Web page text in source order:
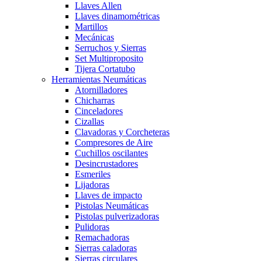
Llaves Allen
Llaves dinamométricas
Martillos
Mecánicas
Serruchos y Sierras
Set Multiproposito
Tijera Cortatubo
Herramientas Neumáticas
Atornilladores
Chicharras
Cinceladores
Cizallas
Clavadoras y Corcheteras
Compresores de Aire
Cuchillos oscilantes
Desincrustadores
Esmeriles
Lijadoras
Llaves de impacto
Pistolas Neumáticas
Pistolas pulverizadoras
Pulidoras
Remachadoras
Sierras caladoras
Sierras circulares